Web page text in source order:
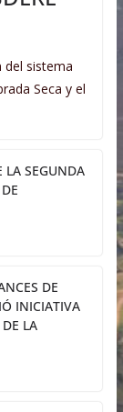
del sistema
Seca y el
LA SEGUNDA
DE
INICIATIVA
LA